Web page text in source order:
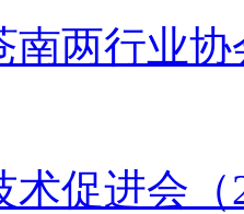
南两行业
术促进会（